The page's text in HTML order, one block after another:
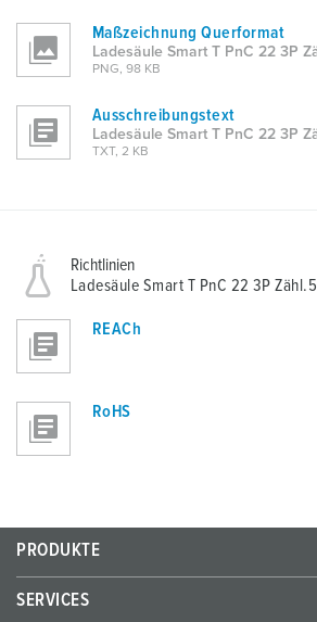
Maßzeichnung Querformat
Ladesäule Smart T PnC 22 3P
PNG, 98 KB
Ausschreibungstext
Ladesäule Smart T PnC 22 3P
TXT, 2 KB
Richtlinien
Ladesäule Smart T PnC 22 3P
REACh
RoHS
PRODUKTE
SERVICES